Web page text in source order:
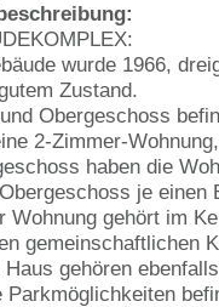
wurde 1966,
Zustand.
Obergeschoss
2-Zimmer-
haben die
je einen
Wohnung gehört im
gemeinschaftlichen
Haus gehören
Parkmöglichkeiten